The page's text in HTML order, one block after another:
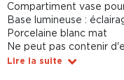
Compartiment vase
Base lumineuse :
Porcelaine blanc mat
Ne peut pas contenir
Lire la suite